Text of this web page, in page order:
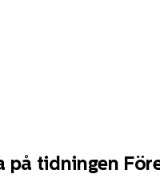
på tidningen